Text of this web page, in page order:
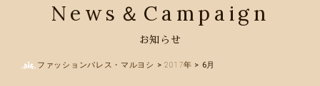
News＆Campaign
お知らせ
ファッションパレス・マルヨシ > 2017年 > 6月